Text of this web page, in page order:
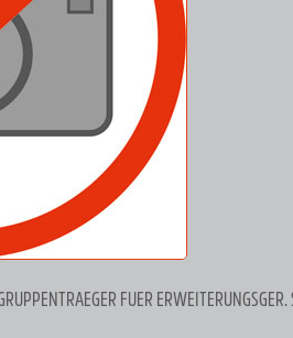
FUER ERWEITERUNGSGER.